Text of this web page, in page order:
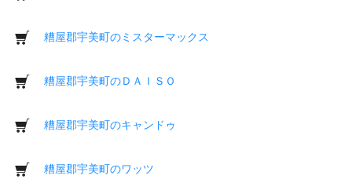
糟屋郡宇美町のミスターマックス
糟屋郡宇美町のＤＡＩＳＯ
糟屋郡宇美町のキャンドゥ
糟屋郡宇美町のワッツ